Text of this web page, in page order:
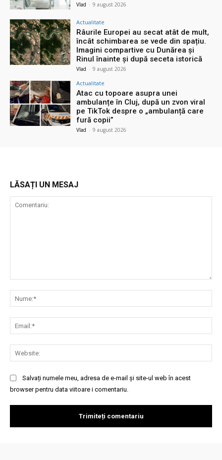
Vlad - 9 august 2026
Actualitate
Râurile Europei au secat atât de mult,
încât schimbarea se vede din spațiu.
Imagini compartive cu Dunărea și
Rinul înainte și după seceta istorică
Vlad - 9 august 2026
Actualitate
Atac cu topoare asupra unei
ambulanțe în Cluj, după un zvon viral
pe TikTok despre o „ambulanță care
fură copii”
Vlad - 9 august 2026
LĂSAȚI UN MESAJ
Salvați numele meu, adresa de e-mail și site-ul web în acest
browser pentru data viitoare i comentariu.